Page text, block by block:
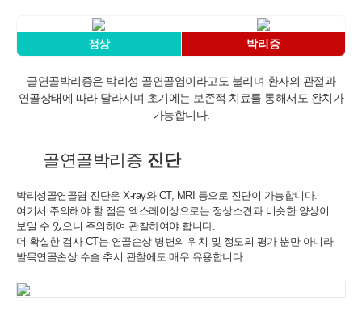
정상 박리증
골연골박리증은 박리성 골연골염이라고도 불리며 환자의 관절과
연골상태에 따라달라지며 초기에는 보존적 치료를 통해서도 완치가
가능합니다.
골연골박리증 진단
박리성골연골염 진단은 X-ray와 CT, MRI 등으로 진단이 가능합니다.
여기서 주의해야 할 점은 엑스레이상으로는 정상소견과 비슷한 양상이
보일 수 있으니 주의하여 관찰하여야 합니다.
더 확실한 검사 CT는 연골손상 병변의 위치 및 정도의 평가 뿐만 아니라
발목연골손상 수술 추시 관찰에도 매우 유용합니다.